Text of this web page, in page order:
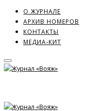
О ЖУРНАЛЕ
АРХИВ НОМЕРОВ
КОНТАКТЫ
МЕДИА-КИТ